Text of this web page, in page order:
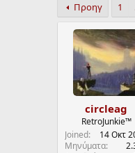
α
ρ
ρ
ο
μ
η
ν
α
έ
ν
α
ρ
Προηγ
1
circleag
RetroJunkie™
Joined
14 Οκτ
Μηνύματα